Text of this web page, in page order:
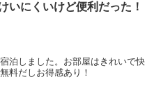
いにくいけど便利だった！
泊しました。お部屋はきれいで快
料だしお得感あり！